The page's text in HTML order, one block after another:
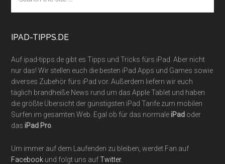
site
IPAD-TIPPS.DE
Auf ipad-tipps.de gibt es Tipps und Tricks fürs iPad. Aber nicht
nur das! Wir stellen euch die besten iPad Apps und Games sowie
diverses Zubehör fürs iPad vor. Außerdem liefern wir euch
täglich brandheiße News rund um das Apple Tablet und haben
die größte Übersicht der günstigsten iPad Tarife zum mobilen
Surfen im gesamten Web. Egal ob für das normaleiPad oder
dasiPad Pro
Um immer auf dem Laufenden zu bleiben, werdet Fan auf
Facebook und folgt uns aufTwitter.